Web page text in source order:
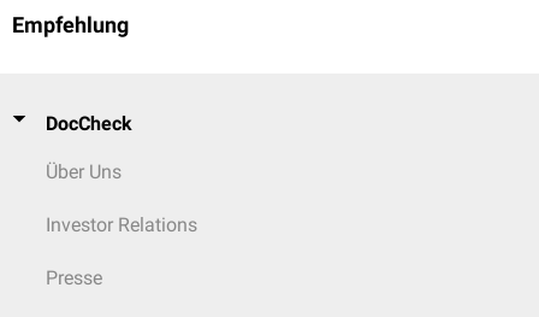
Empfehlung
DocCheck
Über Uns
Investor Relations
Presse